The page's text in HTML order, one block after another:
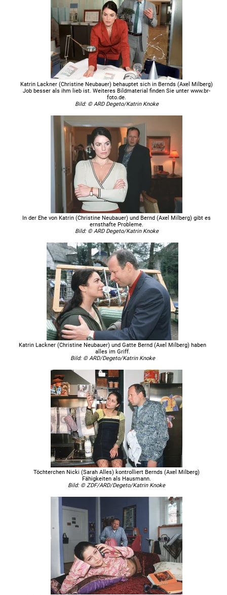
Katrin Lackner (Christine Neubauer) behauptet sich in Bernds (Axel Milberg)
Job besser als ihm lieb ist. Weiteres Bildmaterial finden Sie unter www.br-
foto.de.
Bild: © ARD Degeto/Katrin Knoke
In der Ehe von Katrin (Christine Neubauer) und Bernd (Axel Milberg) gibt es
ernsthafte Probleme.
Bild: © ARD Degeto/Katrin Knoke
Katrin Lackner (Christine Neubauer) und Gatte Bernd (Axel Milberg) haben
alles im Griff.
Bild: © ARD/Degeto/Katrin Knoke
Töchterchen Nicki (Sarah Alles) kontrolliert Bernds (Axel Milberg)
Fähigkeiten als Hausmann.
Bild: © ZDF/ARD/Degeto/Katrin Knoke